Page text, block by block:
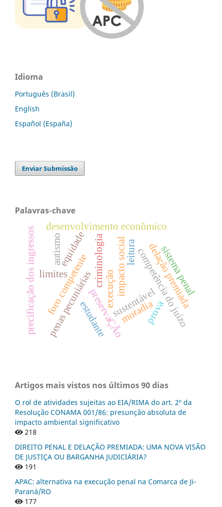
Idioma
Português (Brasil)
English
Español (España)
Enviar Submissão
Palavras-chave
penas pecuniáriaspreservaÇÃo
criminologia
desenvolvimento econômico
sustentável
leitura
moradia
competência do juízo
execução
foro competente delação premiada
sistema penal
impacto social
equidade
limites
prova
estudante
precificação dos ingressos autismo
Artigos mais vistos nos últimos 90 dias
O rol de atividades sujeitas ao EIA/RIMA do art. 2º da
Resolução CONAMA 001/86: presunção absoluta de
impacto ambiental significativo
218
DIREITO PENAL E DELAÇÃO PREMIADA: UMA NOVA VISÃO
DE JUSTIÇA OU BARGANHA JUDICIÁRIA?
191
APAC: alternativa na execução penal na Comarca de Ji-
Paraná/RO
177